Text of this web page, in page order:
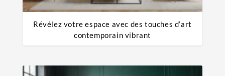
Révélez votre espace avec des touches d’art
contemporain vibrant